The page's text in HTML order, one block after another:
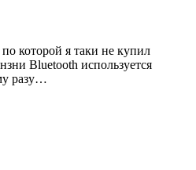
которой я таки не купил
Bluetooth используется
разу…